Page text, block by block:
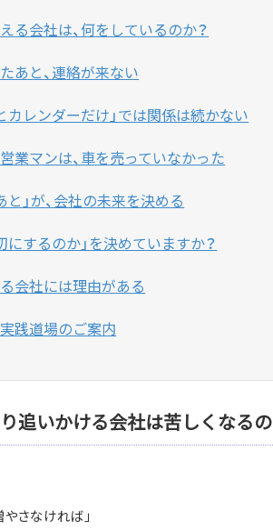
る会社は、何をしているのか？
あと、連絡が来ない
カレンダーだけ」では関係は続かない
業マンは、車を売っていなかった
と」が、会社の未来を決める
にするのか」を決めていますか？
会社には理由がある
践道場のご案内
追いかける会社は苦しくなる
さなければ」